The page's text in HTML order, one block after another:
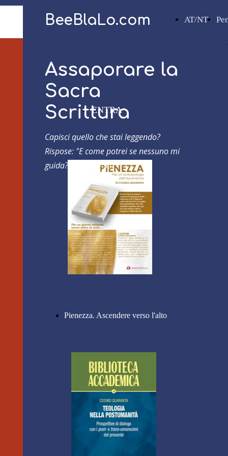
AT/NT
BeeBlaLo.com
Assaporare la
Sacra
Scrittura
Capisci quello che stai leggendo?
Rispose: "E come potrei se nessuno mi
guida?"
Atti 8,30-31
ENTRA
Pienezza. Ascendere verso l'alto